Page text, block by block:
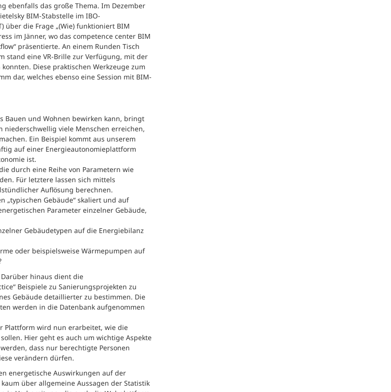
ebenfalls das große Thema. Im Dezember
BIM-Stabstelle im IBO-
über die Frage „(Wie) funktioniert BIM
im Jänner, wo das competence center BIM
präsentierte. An einem Runden Tisch
stand eine VR-Brille zur Verfügung, mit der
Diese praktischen Werkzeuge zum
dar, welches ebenso eine Session mit BIM-
Bauen und Wohnen bewirken kann, bringt
niederschwellig viele Menschen erreichen,
Ein Beispiel kommt aus unserem
auf einer Energieautonomieplattform
ist.
durch eine Reihe von Parametern wie
Für letztere lassen sich mittels
Auflösung berechnen.
„typischen Gebäude“ skaliert und auf
Parameter einzelner Gebäude,
Gebäudetypen auf die Energiebilanz
oder beispielsweise Wärmepumpen auf
hinaus dient die
Beispiele zu Sanierungsprojekten zu
Gebäude detaillierter zu bestimmen. Die
werden in die Datenbank aufgenommen
Plattform wird nun erarbeitet, wie die
Hier geht es auch um wichtige Aspekte
dass nur berechtigte Personen
verändern dürfen.
energetische Auswirkungen auf der
über allgemeine Aussagen der Statistik